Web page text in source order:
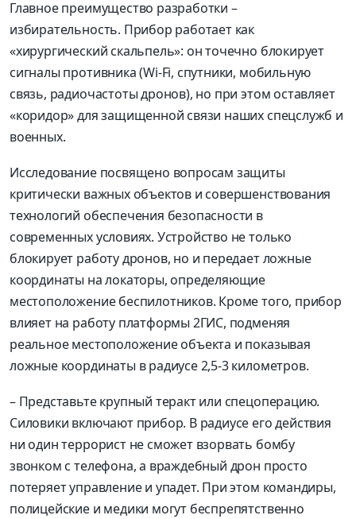
Главное преимущество разработки –
избирательность. Прибор работает как
«хирургический скальпель»: он точечно блокирует
сигналы противника (Wi-Fi, спутники, мобильную
связь, радиочастоты дронов), но при этом оставляет
«коридор» для защищенной связи наших спецслужб и
военных.
Исследование посвящено вопросам защиты
критически важных объектов и совершенствования
технологий обеспечения безопасности в
современных условиях. Устройство не только
блокирует работу дронов, но и передает ложные
координаты на локаторы, определяющие
местоположение беспилотников. Кроме того, прибор
влияет на работу платформы 2ГИС, подменяя
реальное местоположение объекта и показывая
ложные координаты в радиусе 2,5-3 километров.
– Представьте крупный теракт или спецоперацию.
Силовики включают прибор. В радиусе его действия
ни один террорист не сможет взорвать бомбу
звонком с телефона, а враждебный дрон просто
потеряет управление и упадет. При этом командиры,
полицейские и медики могут беспрепятственно